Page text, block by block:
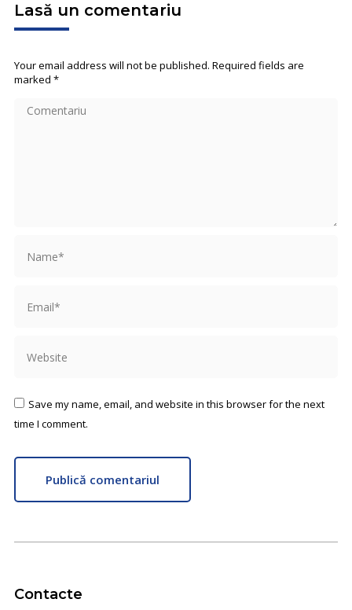
Lasă un comentariu
Your email address will not be published. Required fields are
marked *
Comentariu
Save my name, email, and website in this browser for the next
time I comment.
Publică comentariul
Contacte